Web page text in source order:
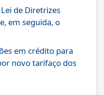
de Diretrizes
em seguida, o
em crédito para
novo tarifaço dos